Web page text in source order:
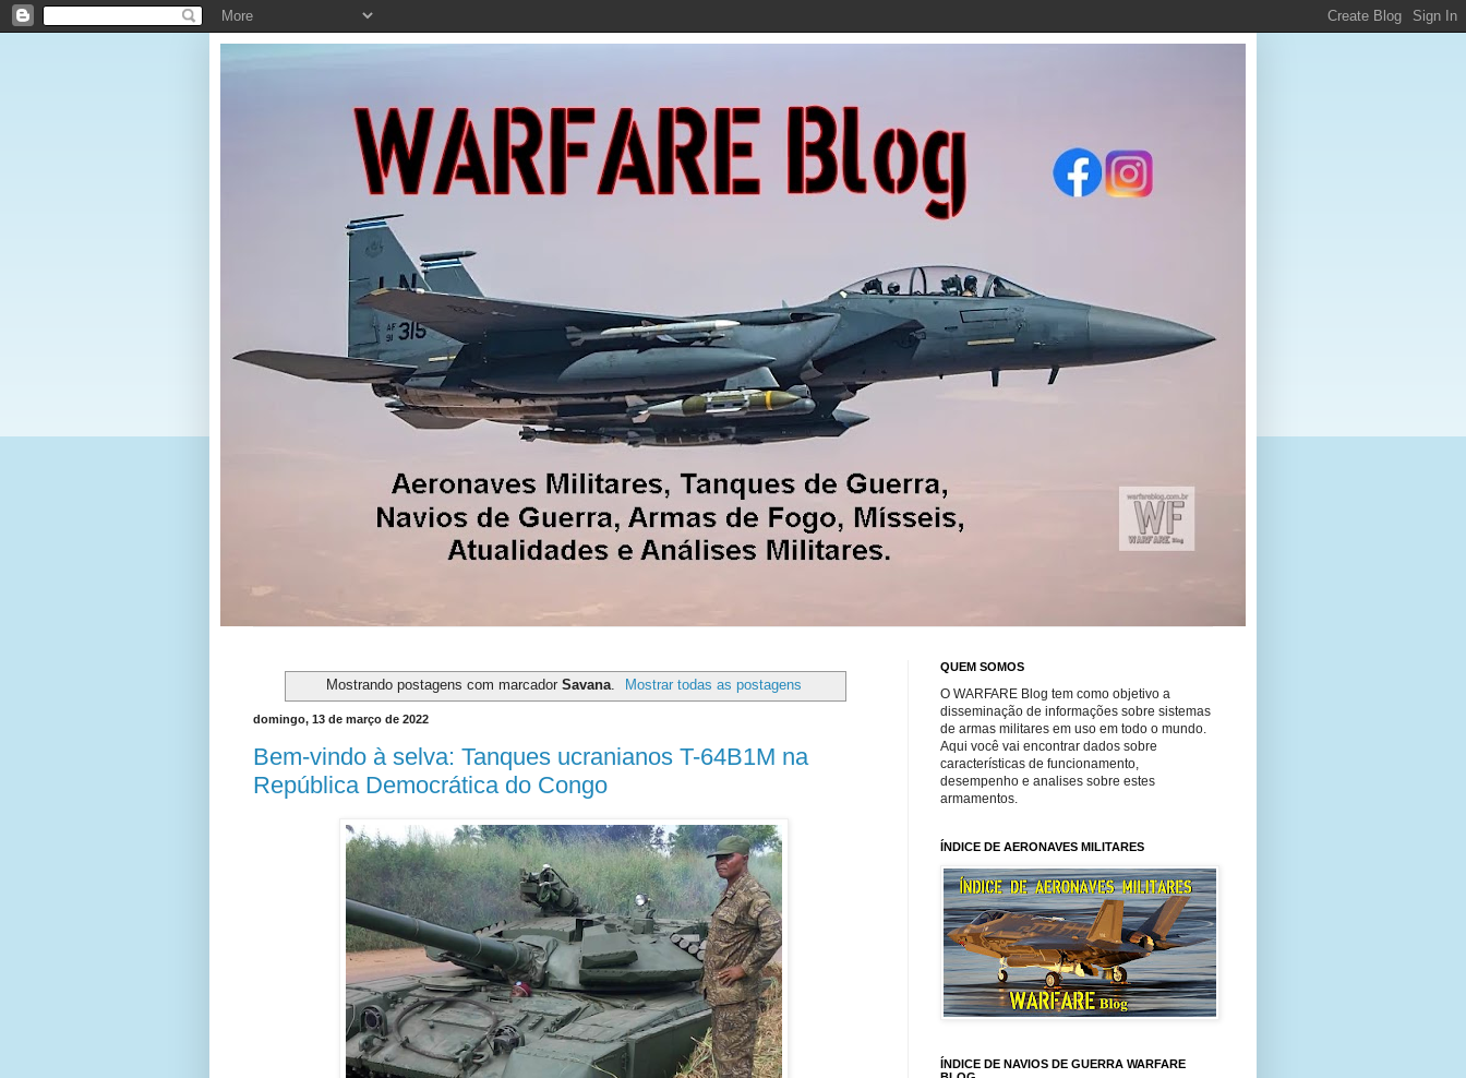
Mostrando postagens com marcador Savana. Mostrar todas as postagens
domingo, 13 de março de 2022
Bem-vindo à selva: Tanques ucranianos T-64B1M na
República Democrática do Congo
QUEM SOMOS
O WARFARE Blog tem como objetivo a
disseminação de informações sobre sistemas
de armas militares em uso em todo o mundo.
Aqui você vai encontrar dados sobre
características de funcionamento,
desempenho e analises sobre estes
armamentos.
ÍNDICE DE AERONAVES MILITARES
ÍNDICE DE NAVIOS DE GUERRA WARFARE